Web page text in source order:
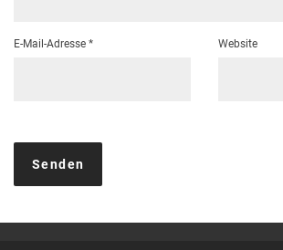
E-Mail-Adresse * Website